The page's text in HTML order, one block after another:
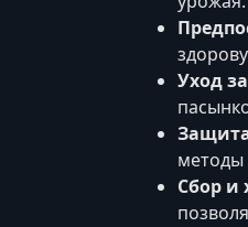
Уход
методы
Сбор и